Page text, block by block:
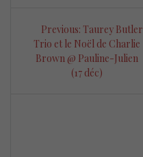
Navigation
l’article
Previous: Previous
post:
Taurey Butler
Trio et le Noël de Charlie
Brown @ Pauline-Julien
(17 déc)